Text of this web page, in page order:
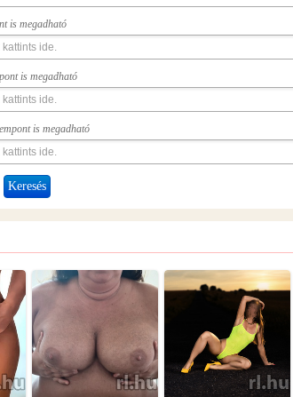
is megadható
is megadható
is megadható